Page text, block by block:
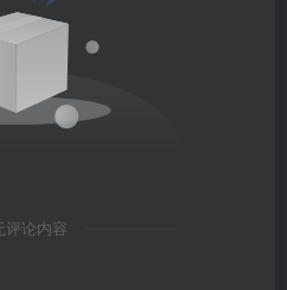
评论内容